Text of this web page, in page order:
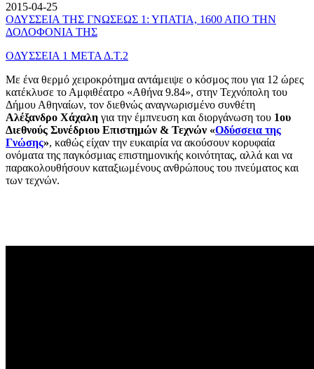
2015-04-25
ΟΔΥΣΣΕΙΑ ΤΗΣ ΓΝΩΣΕΩΣ 1: ΥΠΑΤΙΑ, 1600 ΑΠΟ ΤΗΝ
ΔΟΛΟΦΟΝΙΑ ΤΗΣ
ΟΔΥΣΣΕΙΑ 1 ΜΕΤΑ Δ.Τ.2
Με ένα θερμό χειροκρότημα αντάμειψε ο κόσμος που για 12 ώρες
κατέκλυσε το Αμφιθέατρο «Αθήνα 9.84», στην Τεχνόπολη του
Δήμου Αθηναίων, τον διεθνώς αναγνωρισμένο συνθέτη
Αλέξανδρο Χάχαλη για την έμπνευση και διοργάνωση του 1ου
Διεθνούς Συνέδριου Επιστημών & Τεχνών «Οδύσσεια της
Γνώσης», καθώς είχαν την ευκαιρία να ακούσουν κορυφαία
ονόματα της παγκόσμιας επιστημονικής κοινότητας, αλλά και να
παρακολουθήσουν καταξιωμένους ανθρώπους του πνεύματος και
των τεχνών.